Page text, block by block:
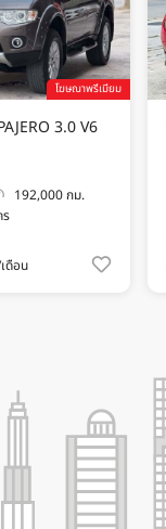
โฆษณาพรีเมียม
3.0 V6
192,000 กม.
ดือน